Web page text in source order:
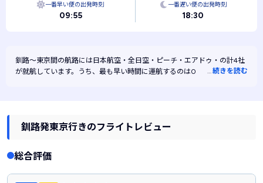
一番早い便の出発時刻
09:55
一番遅い便の出発時刻
18:30
釧路～東京間の航路には 日本航空・ 全日空・ ピーチ・ エアドゥ・ の計4社
が就航しています。うち、最も早い時間に運航するのは09:50、最も遅い
…続きを読む
釧路発東京行きのフライトレビュー
総合評価